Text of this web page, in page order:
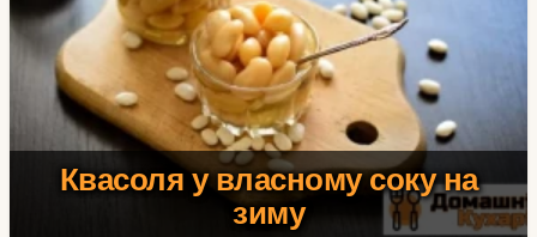
Квасоля у власному соку на
зиму